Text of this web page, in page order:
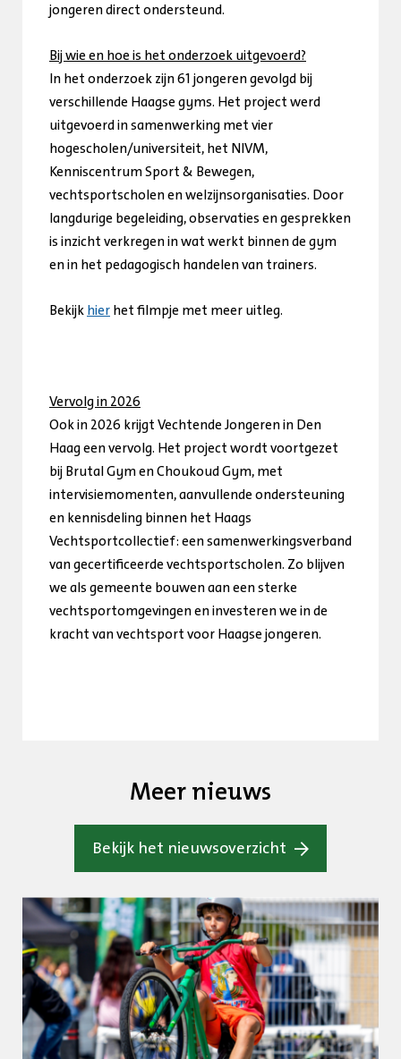
jongeren direct ondersteund.
Bij wie en hoe is het onderzoek uitgevoerd?
In het onderzoek zijn 61 jongeren gevolgd bij
verschillende Haagse gyms. Het project werd
uitgevoerd in samenwerking met vier
hogescholen/universiteit, het NIVM,
Kenniscentrum Sport & Bewegen,
vechtsportscholen en welzijnsorganisaties. Door
langdurige begeleiding, observaties en gesprekken
is inzicht verkregen in wat werkt binnen de gym
en in het pedagogisch handelen van trainers.
Bekijk hier het filmpje met meer uitleg.
Vervolg in 2026
Ook in 2026 krijgt Vechtende Jongeren in Den
Haag een vervolg. Het project wordt voortgezet
bij Brutal Gym en Choukoud Gym, met
intervisiemomenten, aanvullende ondersteuning
en kennisdeling binnen het Haags
Vechtsportcollectief: een samenwerkingsverband
van gecertificeerde vechtsportscholen. Zo blijven
we als gemeente bouwen aan een sterke
vechtsportomgevingen en investeren we in de
kracht van vechtsport voor Haagse jongeren.
Meer nieuws
Bekijk het nieuwsoverzicht